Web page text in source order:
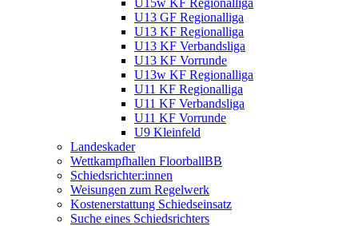
U15w KF Regionalliga
U13 GF Regionalliga
U13 KF Regionalliga
U13 KF Verbandsliga
U13 KF Vorrunde
U13w KF Regionalliga
U11 KF Regionalliga
U11 KF Verbandsliga
U11 KF Vorrunde
U9 Kleinfeld
Landeskader
Wettkampfhallen FloorballBB
Schiedsrichter:innen
Weisungen zum Regelwerk
Kostenerstattung Schiedseinsatz
Suche eines Schiedsrichters